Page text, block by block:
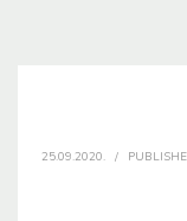
25.09.2020. /